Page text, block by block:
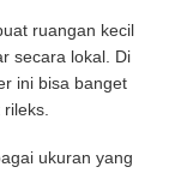
ruangan kecil
secara lokal. Di
ini bisa banget
ukuran yang